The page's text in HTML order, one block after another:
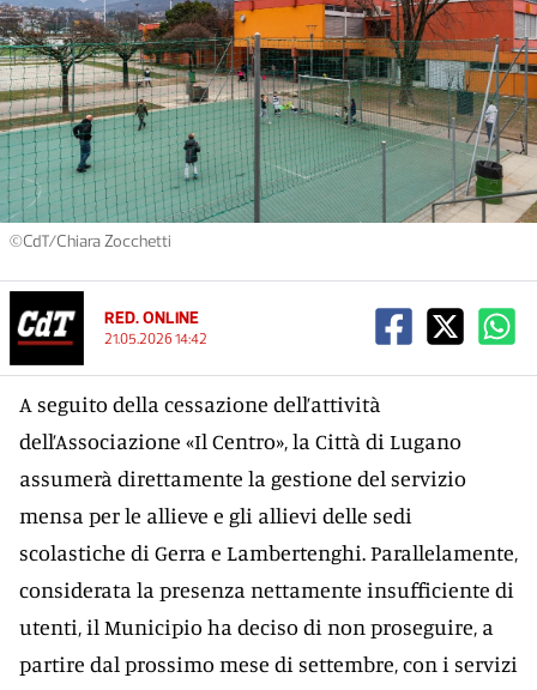
©CdT/Chiara Zocchetti
RED. ONLINE
21.05.2026 14:42
A seguito della cessazione dell’attività
dell’Associazione «Il Centro», la Città di Lugano
assumerà direttamente la gestione del servizio
mensa per le allieve e gli allievi delle sedi
scolastiche di Gerra e Lambertenghi. Parallelamente,
considerata la presenza nettamente insufficiente di
utenti, il Municipio ha deciso di non proseguire, a
partire dal prossimo mese di settembre, con i servizi